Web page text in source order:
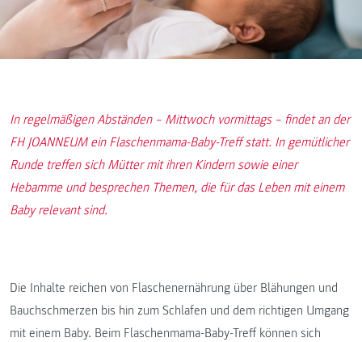
In regelmäßigen Abständen – Mittwoch vormittags – findet an der
FH JOANNEUM ein Flaschenmama-Baby-Treff statt. In gemütlicher
Runde treffen sich Mütter mit ihren Kindern sowie einer
Hebamme und besprechen Themen, die für das Leben mit einem
Baby relevant sind.
Die Inhalte reichen von Flaschenernährung über Blähungen und
Bauchschmerzen bis hin zum Schlafen und dem richtigen Umgang
mit einem Baby. Beim Flaschenmama-Baby-Treff können sich